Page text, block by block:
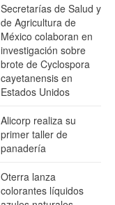
Secretarías de Salud y
de Agricultura de
México colaboran en
investigación sobre
brote de Cyclospora
cayetanensis en
Estados Unidos
Alicorp realiza su
primer taller de
panadería
Oterra lanza
colorantes líquidos